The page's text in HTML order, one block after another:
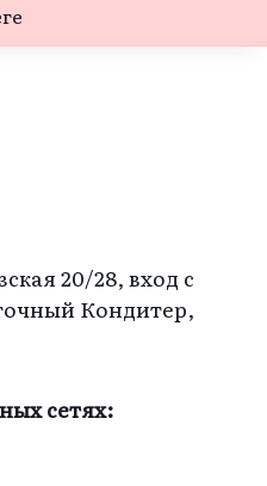
20/28, вход с
Кондитер,
сетях: